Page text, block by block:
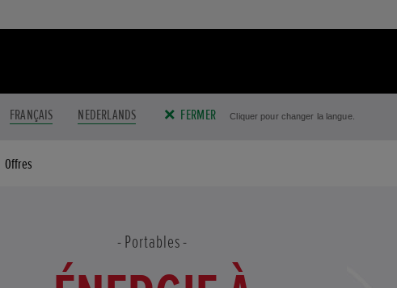
FRANÇAIS NEDERLANDS FERMER Cliquer pour changer la langue.
Offres
Portables